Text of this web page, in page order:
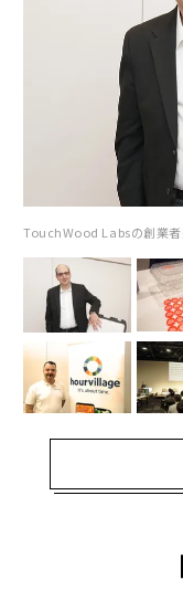
TouchWood Labsの創業